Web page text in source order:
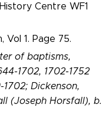
Centre WF1
Vol 1. Page 75.
of baptisms,
1702, 1702-1752
Dickenson,
(Joseph Horsfall), b.